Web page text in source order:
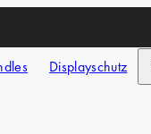
Displayschutz